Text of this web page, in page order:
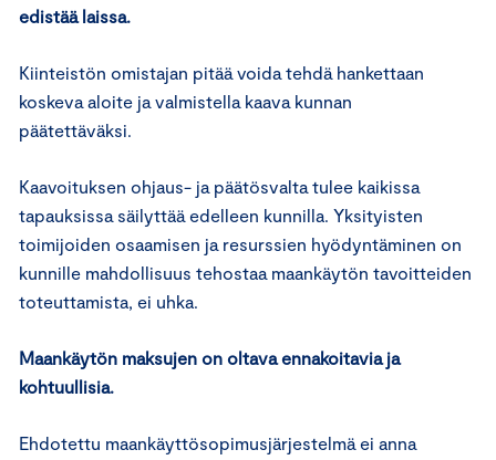
edistää laissa.
Kiinteistön omistajan pitää voida tehdä hankettaan
koskeva aloite ja valmistella kaava kunnan
päätettäväksi.
Kaavoituksen ohjaus- ja päätösvalta tulee kaikissa
tapauksissa säilyttää edelleen kunnilla. Yksityisten
toimijoiden osaamisen ja resurssien hyödyntäminen on
kunnille mahdollisuus tehostaa maankäytön tavoitteiden
toteuttamista, ei uhka.
Maankäytön maksujen on oltava ennakoitavia ja
kohtuullisia.
Ehdotettu maankäyttösopimusjärjestelmä ei anna